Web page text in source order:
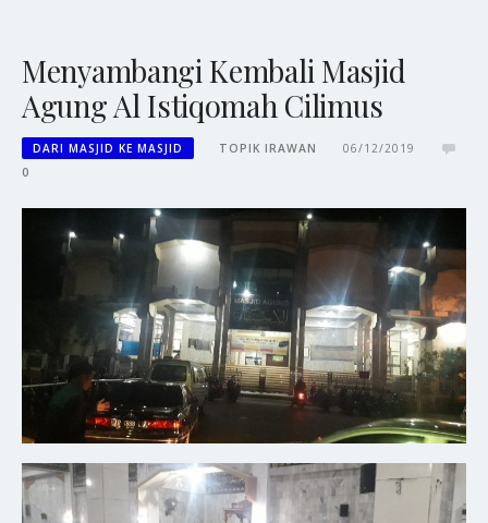
Menyambangi Kembali Masjid
Agung Al Istiqomah Cilimus
DARI MASJID KE MASJID TOPIK IRAWAN
06/12/2019
0